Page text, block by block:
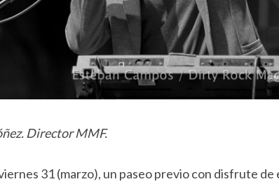
Director MMF.
31 (marzo), un paseo previo con disfrute de